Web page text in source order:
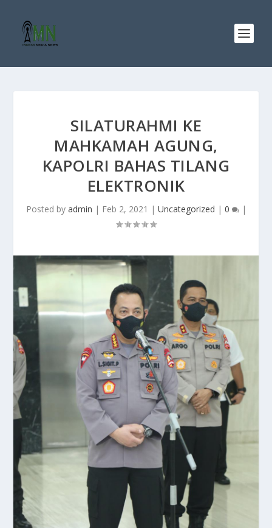
SILATURAHMI KE
MAHKAMAH AGUNG,
KAPOLRI BAHAS TILANG
ELEKTRONIK
Posted by admin | Feb 2, 2021 | Uncategorized | 0 |